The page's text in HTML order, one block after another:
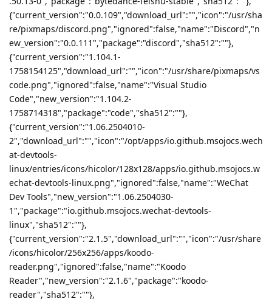
F firefighter
Lv. 0
2025年9月25日
小小电脑安装哔哩哔哩客户端后打开闪退无法开启,只是单纯的闪出
哔哩哔哩客户端的标志后就闪退了
firefighter觉得很赞